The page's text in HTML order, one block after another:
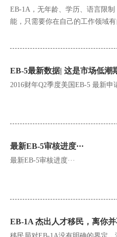
EB-1A，无年龄、学历、语言限
能，只需要你在自己的工作领域
EB-5最新数据| 这是市场低潮
2016财年Q2季度美国EB-5 最新申
最新EB-5审核进度···
最新EB-5审核进度···
EB-1A 杰出人才移民，离你并